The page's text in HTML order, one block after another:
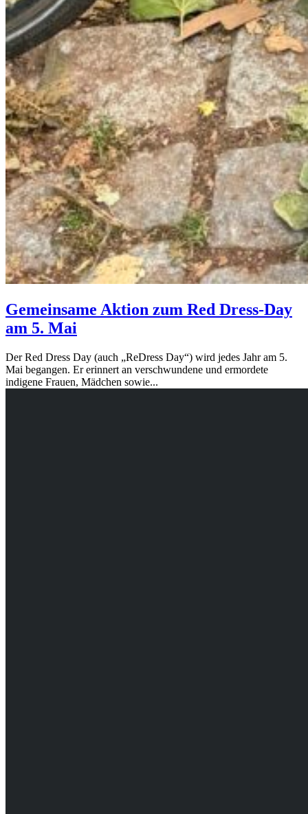
Gemeinsame Aktion zum Red Dress-Day
am 5. Mai
Der Red Dress Day (auch „ReDress Day“) wird jedes Jahr am 5.
Mai begangen. Er erinnert an verschwundene und ermordete
indigene Frauen, Mädchen sowie...